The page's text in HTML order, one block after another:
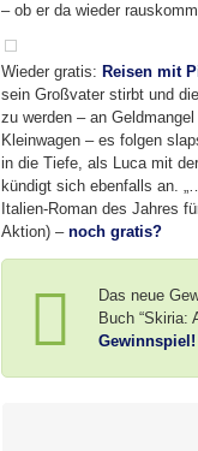
– ob er da wieder
Wieder gratis: Reisen mit
sein Großvater stirbt und
zu werden – an
Kleinwagen – es folgen
in die Tiefe, als Luca mit
kündigt sich ebenfalls an.
Italien-Roman des Jahres
Aktion) – noch gratis?
Das neue
Buch “Skiria:
Gewinnspiel!